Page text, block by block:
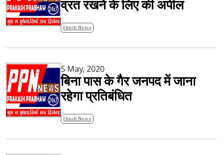
व्रत रखने के लिए की अपील
Hindi News
5 May, 2020
बिना पास के गैर जनपद में जाना
रहेगा प्रतिबंधित
Hindi News